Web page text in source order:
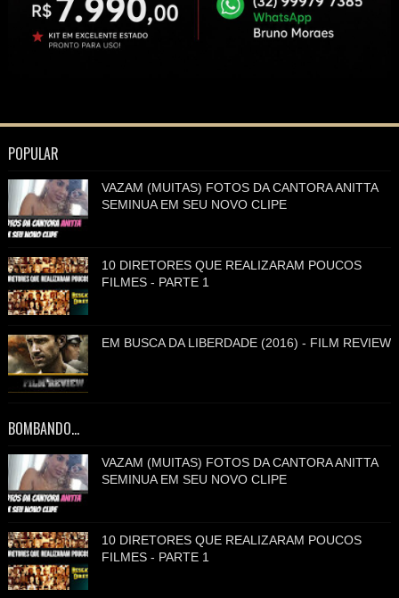
POPULAR
VAZAM (MUITAS) FOTOS DA CANTORA ANITTA
SEMINUA EM SEU NOVO CLIPE
10 DIRETORES QUE REALIZARAM POUCOS
FILMES - PARTE 1
EM BUSCA DA LIBERDADE (2016) - FILM REVIEW
BOMBANDO...
VAZAM (MUITAS) FOTOS DA CANTORA ANITTA
SEMINUA EM SEU NOVO CLIPE
10 DIRETORES QUE REALIZARAM POUCOS
FILMES - PARTE 1